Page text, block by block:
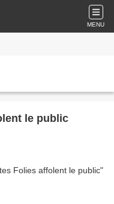
MENU
le public